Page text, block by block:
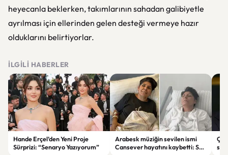
heyecanla beklerken, takımlarının sahadan galibiyetle
ayrılması için ellerinden gelen desteği vermeye hazır
olduklarını belirtiyorlar.
İLGILI HABERLER
Hande Erçel’den Yeni Proje
Sürprizi: “Senaryo Yazıyorum”
Arabesk müziğin sevilen ismi
Cansever hayatını kaybetti: Son